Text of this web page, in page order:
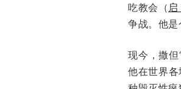
吃教会（
争战。他是
现今，撒
他在世界